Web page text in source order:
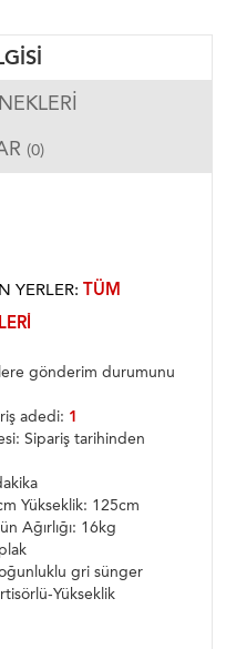
(0)
YERLER: TÜM
gönderim durumunu
adedi: 1
Sipariş tarihinden
Yükseklik: 125cm
Ağırlığı: 16kg
gri sünger
Yükseklik